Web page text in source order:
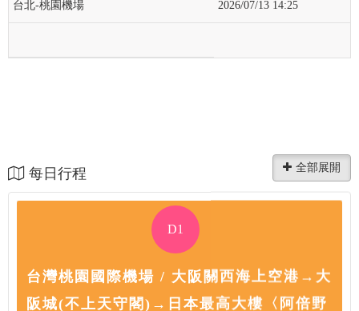
台北-桃園機場 2026/07/13 14:25
每日行程
D1
台灣桃園國際機場 / 大阪關西海上空港→大
阪城(不上天守閣)→日本最高大樓〈阿倍野